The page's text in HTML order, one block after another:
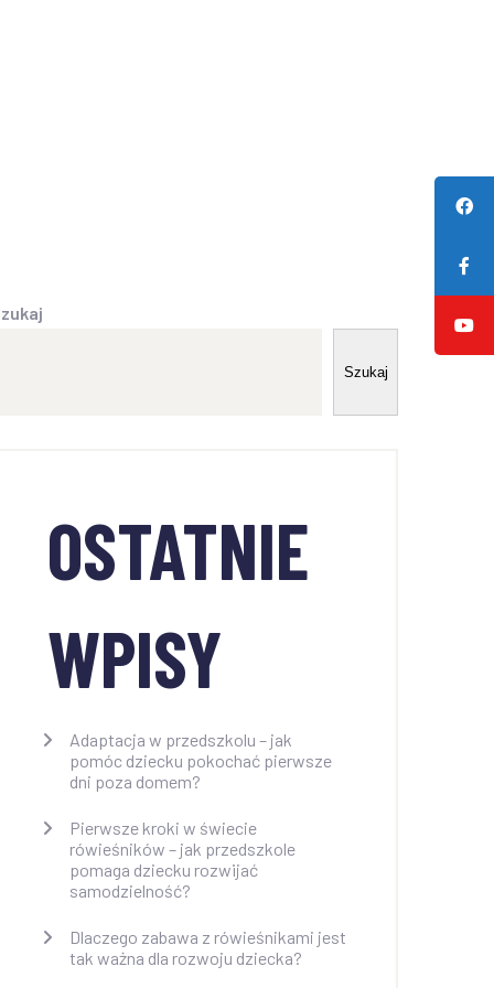
Szukaj
OSTATNIE
WPISY
Adaptacja w przedszkolu – jak
pomóc dziecku pokochać pierwsze
dni poza domem?
Pierwsze kroki w świecie
rówieśników – jak przedszkole
pomaga dziecku rozwijać
samodzielność?
Dlaczego zabawa z rówieśnikami jest
tak ważna dla rozwoju dziecka?